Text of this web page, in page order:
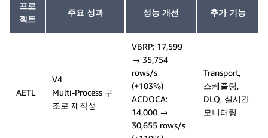
프로
젝트
주요 성과 성능 개선 추가 기능
AETL
V4
Multi-Process 구
조로 재작성
VBRP: 17,599
→ 35,754
rows/s
(+103%)
ACDOCA:
14,000 →
30,655 rows/s
Transport,
스케줄링,
DLQ, 실시간
모니터링